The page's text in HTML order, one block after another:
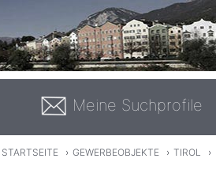
Meine Suchprofile
STARTSEITE › GEWERBEOBJEKTE › TIROL ›